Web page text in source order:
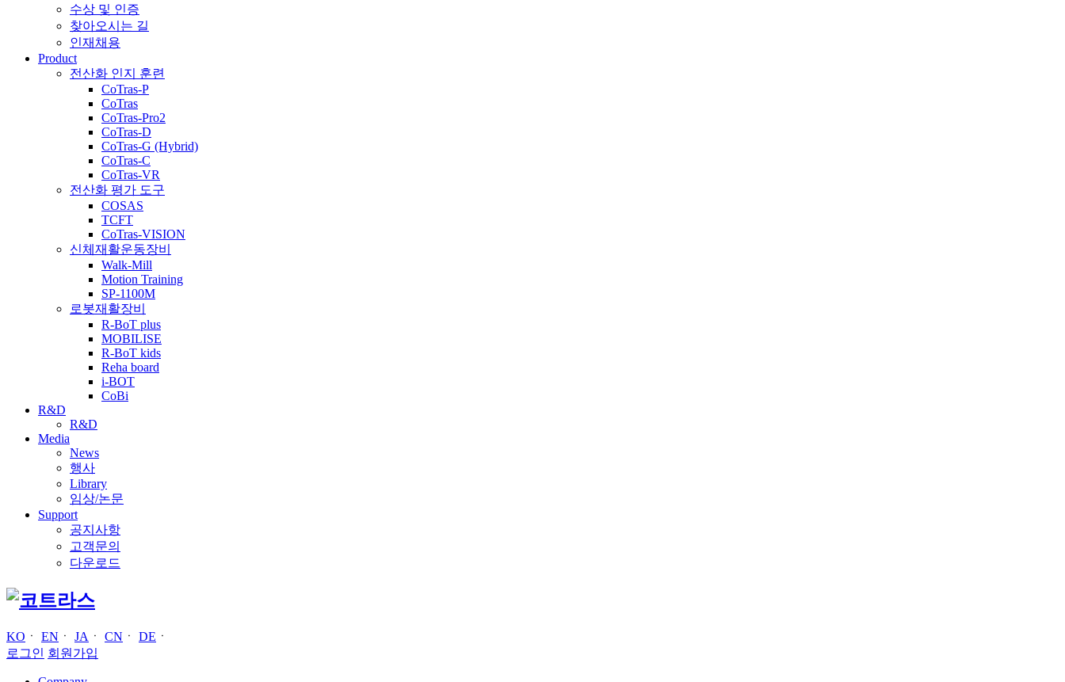
수상 및 인증
찾아오시는 길
인재채용
Product
전산화 인지 훈련
CoTras-P
CoTras
CoTras-Pro2
CoTras-D
CoTras-G (Hybrid)
CoTras-C
CoTras-VR
전산화 평가 도구
COSAS
TCFT
CoTras-VISION
신체재활운동장비
Walk-Mill
Motion Training
SP-1100M
로봇재활장비
R-BoT plus
MOBILISE
R-BoT kids
Reha board
i-BOT
CoBi
R&D
R&D
Media
News
행사
Library
임상/논문
Support
공지사항
고객문의
다운로드
KO ㆍ EN ㆍ JA ㆍ CN ㆍ DE ㆍ
로그인 회원가입